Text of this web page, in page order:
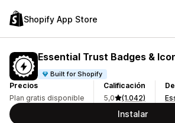
Shopify App Store
Essential Trust Badges &
Built for Shopify
Precios
Plan gratis disponible
Calificación
5,0
(1.042)
Instalar